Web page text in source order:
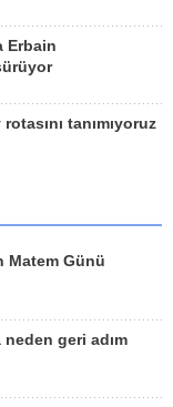
Erbain
tanımıyoruz
Matem Günü
geri adım